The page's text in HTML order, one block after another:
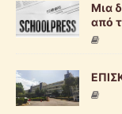
Μια
από